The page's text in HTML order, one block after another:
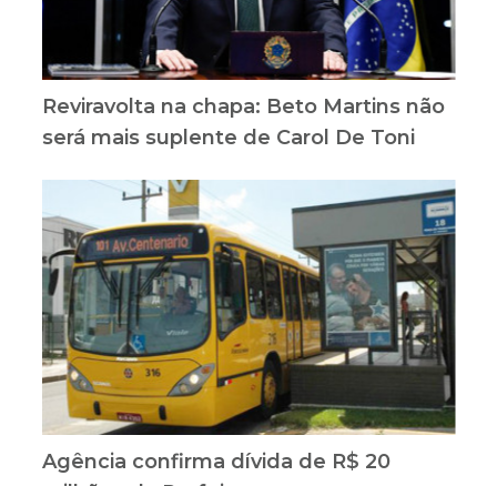
Reviravolta na chapa: Beto Martins não
será mais suplente de Carol De Toni
Agência confirma dívida de R$ 20